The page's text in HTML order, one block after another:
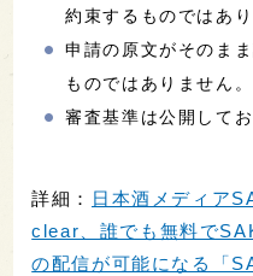
約束するものではあり
申請の原文がそのま
ものではありません。
審査基準は公開してお
詳細：
日本酒メディア
clear、誰でも無料で
の配信が可能になる「